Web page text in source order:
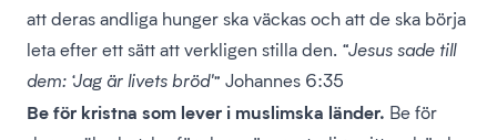
att deras andliga hunger ska väckas och att de ska börja
leta efter ett sätt att verkligen stilla den. “Jesus sade till
dem: ‘Jag är livets bröd'” Johannes 6:35
Be för kristna som lever i muslimska länder. Be för